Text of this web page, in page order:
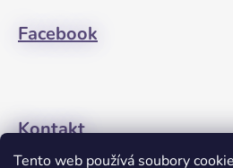
Tento web používá soubory
Facebook
Kontakt